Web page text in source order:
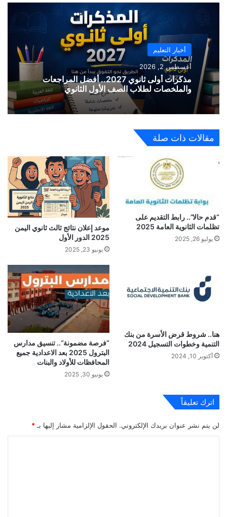
أخبار التعليم
أغسطس 2, 2026
مذكرات أولى ثانوي 2027.. أفضل المراجعات
والملخصات لطلاب الصف الأول الثانوي
مقالات ذات صلة
“قدم حالا”.. رابط التقديم على
تظلمات الثانوية العامة 2025
يوليو 26, 2025
موعد إعلان نتائج ثالث ثانوي اليمن
2025 الدور الأول
يونيو 23, 2025
هنا.. شروط قرض الأسرة من بنك
التنمية وخطوات التسجيل 2024
أكتوبر 10, 2024
“فرصة مضمونة“.. تنسيق مدارس
البترول 2025 بعد الاعدادية جميع
المحافظات للأولاد والبنات
يونيو 30, 2025
اترك تعليقاً
لن يتم نشر عنوان بريدك الإلكتروني. الحقول الإلزامية مشار إليها بـ *